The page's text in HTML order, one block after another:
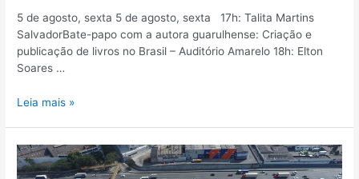
5 de agosto, sexta 5 de agosto, sexta 17h: Talita Martins
SalvadorBate-papo com a autora guarulhense: Criação e
publicação de livros no Brasil – Auditório Amarelo 18h: Elton
Soares …
Leia mais »